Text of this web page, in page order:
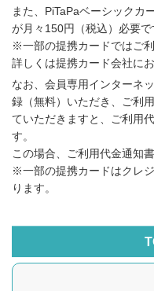
また、PiTaPaベーシックカ
が月々150円（税込）必要で
※一部の提携カードではご
詳しくは提携カード会社に
なお、会員専用インターネ
録（無料）いただき、ご利
ていただきますと、ご利用
す。
この場合、ご利用代金通知
※一部の提携カードはクレ
ります。